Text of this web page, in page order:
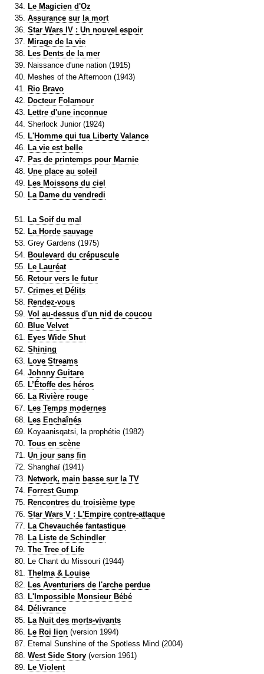
Le Magicien d'Oz
Assurance sur la mort
Star Wars IV : Un nouvel espoir
Mirage de la vie
Les Dents de la mer
Naissance d'une nation (1915)
Meshes of the Afternoon (1943)
Rio Bravo
Docteur Folamour
Lettre d'une inconnue
Sherlock Junior (1924)
L'Homme qui tua Liberty Valance
La vie est belle
Pas de printemps pour Marnie
Une place au soleil
Les Moissons du ciel
La Dame du vendredi
La Soif du mal
La Horde sauvage
Grey Gardens (1975)
Boulevard du crépuscule
Le Lauréat
Retour vers le futur
Crimes et Délits
Rendez-vous
Vol au-dessus d'un nid de coucou
Blue Velvet
Eyes Wide Shut
Shining
Love Streams
Johnny Guitare
L’Étoffe des héros
La Rivière rouge
Les Temps modernes
Les Enchaînés
Koyaanisqatsi, la prophétie (1982)
Tous en scène
Un jour sans fin
Shanghaï (1941)
Network, main basse sur la TV
Forrest Gump
Rencontres du troisième type
Star Wars V : L'Empire contre-attaque
La Chevauchée fantastique
La Liste de Schindler
The Tree of Life
Le Chant du Missouri (1944)
Thelma & Louise
Les Aventuriers de l'arche perdue
L'Impossible Monsieur Bébé
Délivrance
La Nuit des morts-vivants
Le Roi lion (version 1994)
Eternal Sunshine of the Spotless Mind (2004)
West Side Story (version 1961)
Le Violent